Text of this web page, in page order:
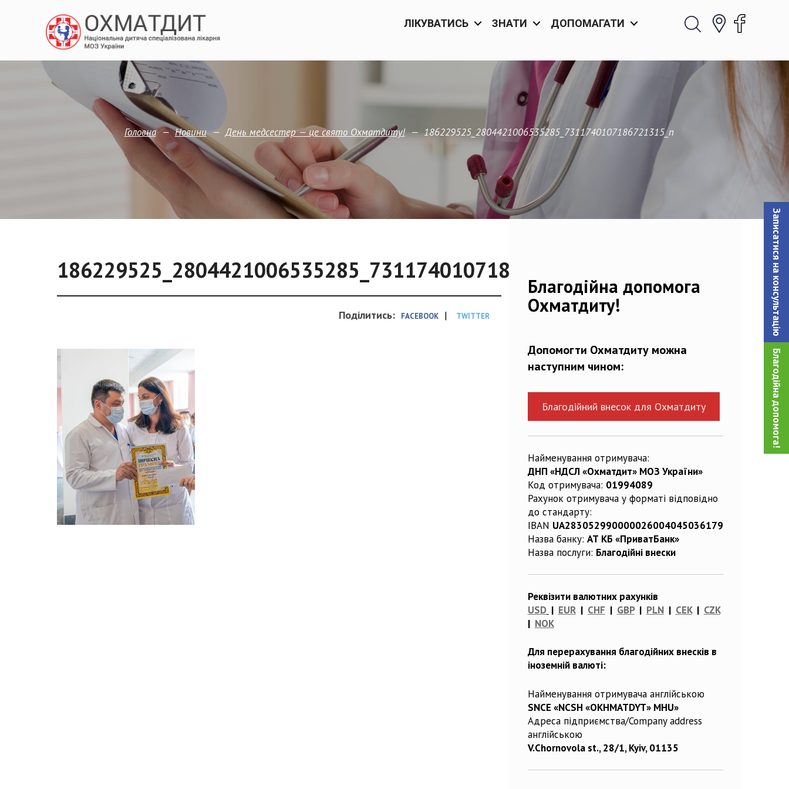
Записатися на консультацiю
Благодійна допомога!
ЛІКУВАТИСЬ ЗНАТИ ДОПОМАГАТИ
Головна — Новини — День медсестер — це свято Охматдиту! — 186229525_2804421006535285_7311740107186721315_n
186229525_2804421006535285_7311740107186721315_n
Поділитись: FACEBOOK | TWITTER
Благодійна допомога
Охматдиту!
Допомогти Охматдиту можна
наступним чином:
Благодійний внесок для Охматдиту
Найменування отримувача:
ДНП «НДСЛ «Охматдит» МОЗ України»
Код отримувача: 01994089
Рахунок отримувача у форматі відповідно
до стандарту:
IBAN UA283052990000026004045036179
Назва банку: АТ КБ «ПриватБанк»
Назва послуги: Благодійні внески
Реквізити валютних рахунків
USD | EUR| CHF | GBP| PLN| CEK| CZK
| NOK
Для перерахування благодійних внесків в
іноземній валюті:
Найменування отримувача англійською
SNCE «NCSH «OKHMATDYT» MHU»
Адреса підприємства/Company address
англійською
V.Chornovola st., 28/1, Kyiv, 01135